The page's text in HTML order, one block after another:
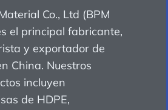
Co., Ltd (BPM
el principal fabricante,
y exportador de
China. Nuestros
incluyen
de HDPE,